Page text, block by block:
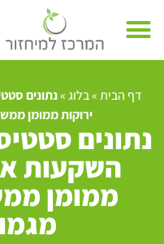
דף הבית»בלוג»נתונים
ירוקות ממומן
נתונים
השקעות
ממומן